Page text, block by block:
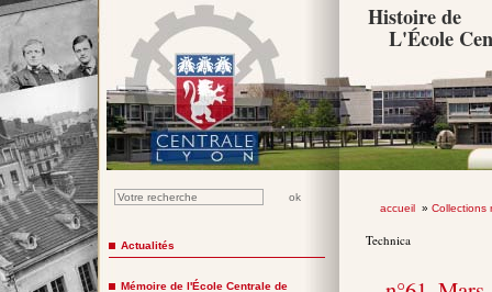
Histoire de
L'École
accueil» Collections
Technica
Actualités
Mémoire de l'École Centrale de